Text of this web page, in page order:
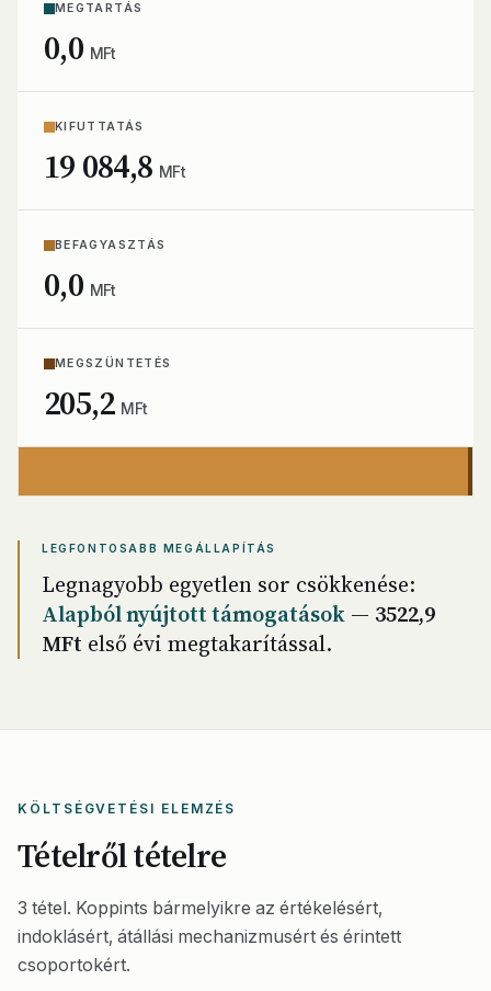
MEGTARTÁS
0,0 MFt
KIFUTTATÁS
19 084,8 MFt
BEFAGYASZTÁS
0,0 MFt
MEGSZÜNTETÉS
205,2 MFt
LEGFONTOSABB MEGÁLLAPÍTÁS
Legnagyobb egyetlen sor csökkenése:
Alapból nyújtott támogatások — 3522,9
MFt első évi megtakarítással.
KÖLTSÉGVETÉSI ELEMZÉS
Tételről tételre
3 tétel. Koppints bármelyikre az értékelésért,
indoklásért, átállási mechanizmusért és érintett
csoportokért.